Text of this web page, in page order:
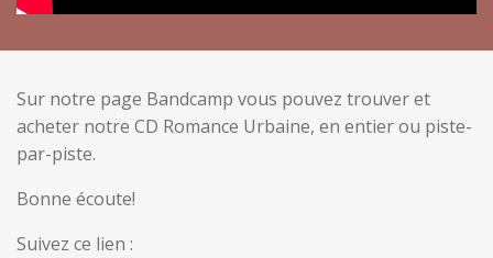
Sur notre page Bandcamp vous pouvez trouver et
acheter notre CD Romance Urbaine, en entier ou piste-
par-piste.
Bonne écoute!
Suivez ce lien :